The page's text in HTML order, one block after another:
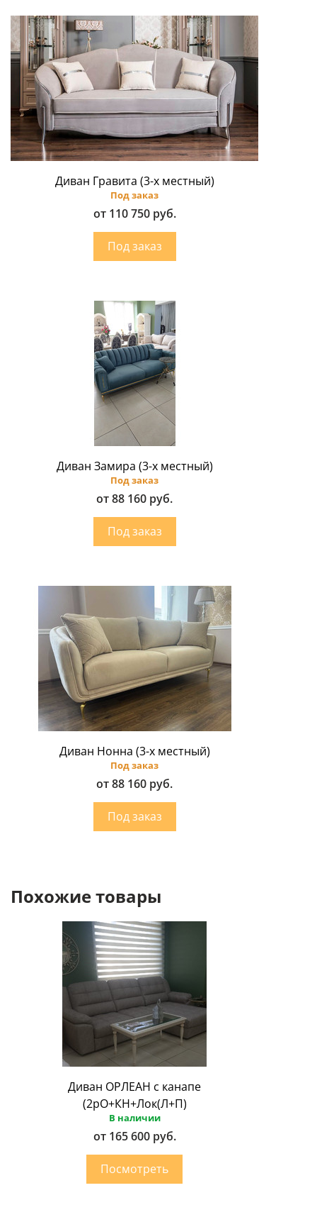
Диван Гравита (3-х местный)
Под заказ
от 110 750 руб.
Диван Замира (3-х местный)
Под заказ
от 88 160 руб.
Диван Нонна (3-х местный)
Под заказ
от 88 160 руб.
Похожие товары
Диван ОРЛЕАН с канапе
(2рО+КН+Лок(Л+П)
В наличии
от 165 600 руб.